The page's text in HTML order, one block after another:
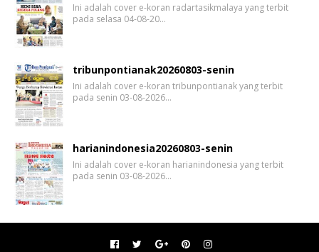
Ini adalah cover e-koran radartasikmalaya yang terbit
pada selasa 04-08-20…
tribunpontianak20260803-senin
Ini adalah cover e-koran tribunpontianak yang terbit
pada senin 03-08-2026…
harianindonesia20260803-senin
Ini adalah cover e-koran harianindonesia yang terbit
pada senin 03-08-2026…